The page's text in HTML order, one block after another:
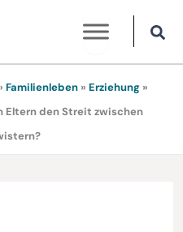
Familienleben» Erziehung»
den Streit zwischen